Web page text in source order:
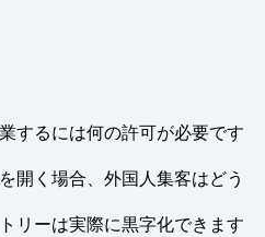
するには何の許可が必要です
開く場合、外国人集客はどう
リーは実際に黒字化できます